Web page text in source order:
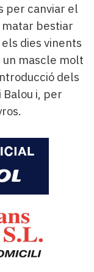
per canviar el
bestiar
dies vinents
un mascle molt
dels
Balou i, per